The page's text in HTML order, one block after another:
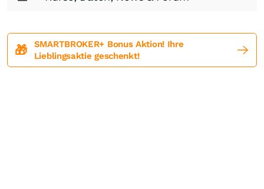
🎁
SMARTBROKER+ Bonus Aktion! Ihre
Lieblingsaktie geschenkt!